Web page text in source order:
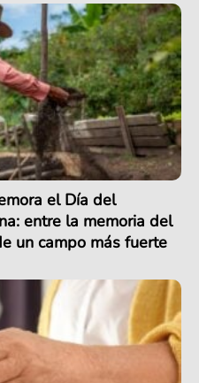
el Día del
entre la memoria del
un campo más fuerte